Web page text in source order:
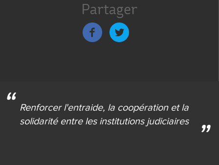
Partager
Renforcer l'entraide, la coopération et la
solidaritéentre les institutions judiciaires